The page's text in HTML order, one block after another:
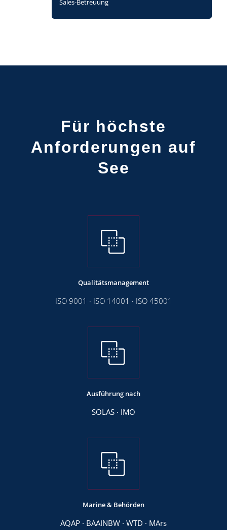
Sales-Betreuung
Für höchste
Anforderungen auf
See
Qualitätsmanagement
ISO 9001 · ISO 14001 · ISO 45001
Ausführung nach
SOLAS · IMO
Marine & Behörden
AQAP · BAAINBW · WTD · MArs